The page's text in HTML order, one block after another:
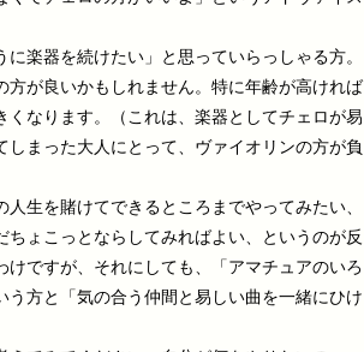
楽器を続けたい」と思っていらっしゃる方。
が良いかもしれません。特に年齢が高ければ
なります。（これは、楽器としてチェロが易
まった大人にとって、ヴァイオリンの方が負
生を賭けてできるところまでやってみたい、
ょこっとならしてみればよい、というのが反
ですが、それにしても、「アマチュアのいろ
方と「気の合う仲間と易しい曲を一緒にひけ